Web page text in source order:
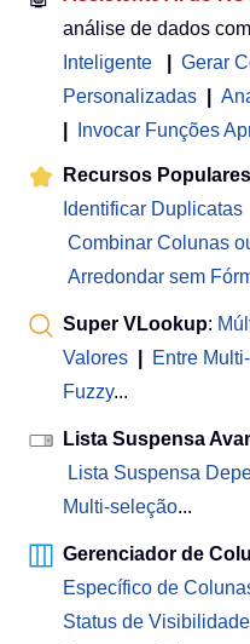
análise de dados
Inteligente
Gerar
Personalizadas
Invocar Funções
Recursos Populares
Identificar Duplicatas
Combinar Colunas
Arredondar sem
Super VLookup:
Valores
Entre
Fuzzy...
Lista Suspensa
Lista Suspensa
Multi-seleção...
Gerenciador de
Específico de
Status de